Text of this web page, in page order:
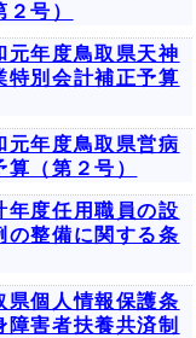
号）
年度鳥取県天神
特別会計補正予算
年度鳥取県営病
（第２号）
度任用職員の設
の整備に関する条
個人情報保護条
害者扶養共済制